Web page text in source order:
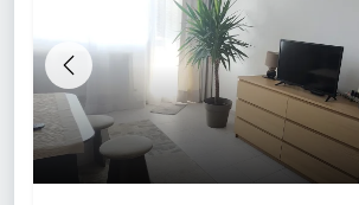
Previous